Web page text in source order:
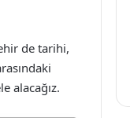
de tarihi,
alacağız.